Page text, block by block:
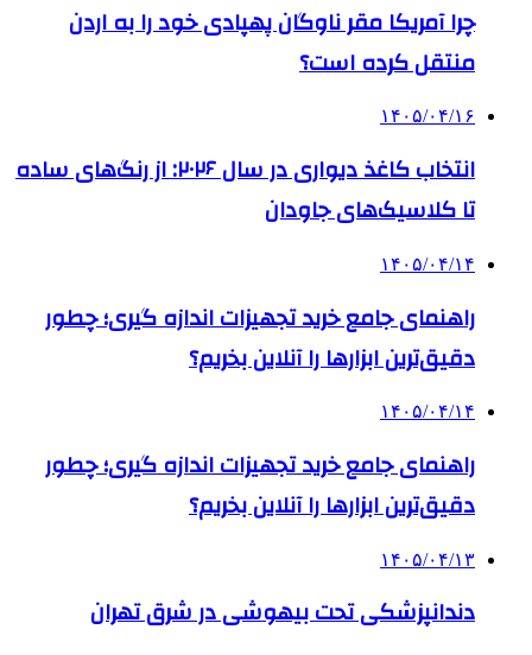
چرا آمریکا مقر ناوگان پهپادی خود را به اردن
منتقل کرده است؟
۱۴۰۵/۰۴/۱۶
انتخاب کاغذ دیواری در سال ۲۰۲۶: از رنگ‌های ساده
تا کلاسیک‌های جاودان
۱۴۰۵/۰۴/۱۴
راهنمای جامع خرید تجهیزات اندازه گیری؛ چطور
دقیق‌ترین ابزارها را آنلاین بخریم؟
۱۴۰۵/۰۴/۱۴
راهنمای جامع خرید تجهیزات اندازه گیری؛ چطور
دقیق‌ترین ابزارها را آنلاین بخریم؟
۱۴۰۵/۰۴/۱۳
دندانپزشکی تحت بیهوشی در شرق تهران